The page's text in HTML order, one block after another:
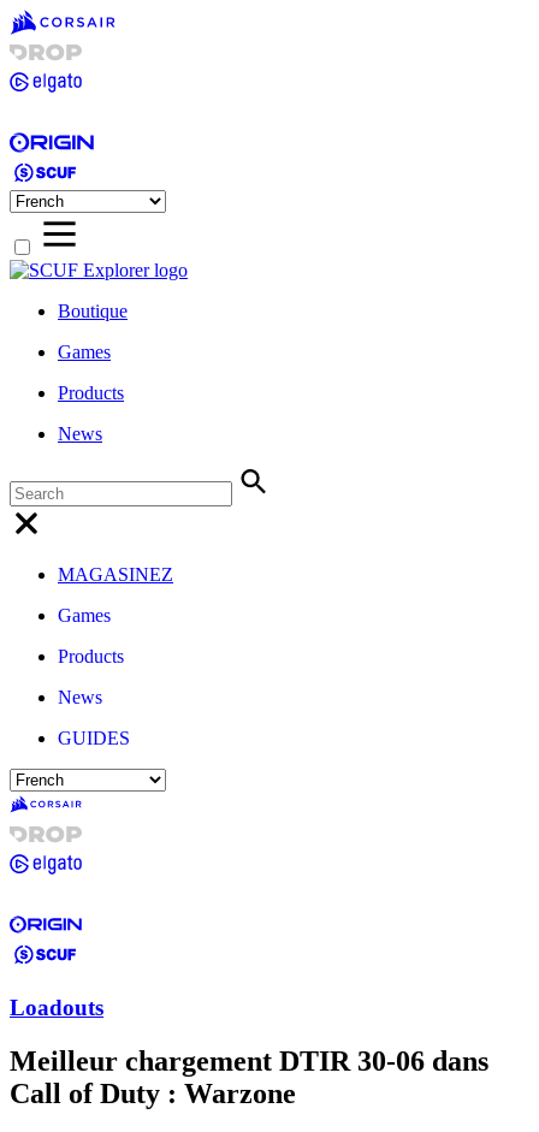
Boutique
Games
Products
News
MAGASINEZ
Games
Products
News
GUIDES
Loadouts
Meilleur chargement DTIR 30-06 dans
Call of Duty : Warzone